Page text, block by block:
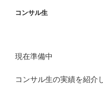
コンサル生
現在準備中
コンサル生の実績を紹介